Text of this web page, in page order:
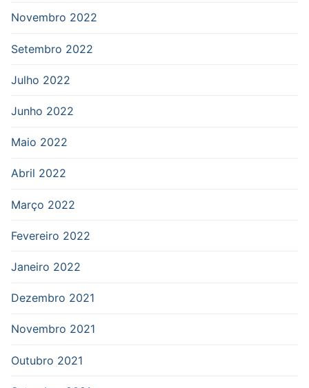
Novembro 2022
Setembro 2022
Julho 2022
Junho 2022
Maio 2022
Abril 2022
Março 2022
Fevereiro 2022
Janeiro 2022
Dezembro 2021
Novembro 2021
Outubro 2021